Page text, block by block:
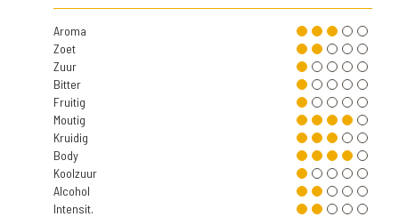
Aroma
Zoet
Zuur
Bitter
Fruitig
Moutig
Kruidig
Body
Koolzuur
Alcohol
Intensit.